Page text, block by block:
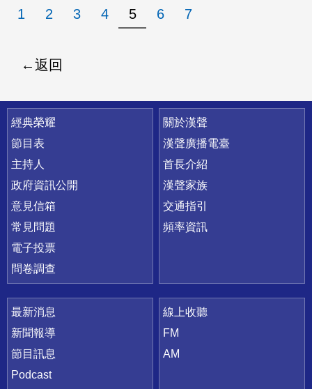
1 2 3 4 5 6 7
返回
快速連結
經典榮耀
節目表
主持人
政府資訊公開
意見信箱
常見問題
電子投票
問卷調查
關於漢聲
漢聲廣播電臺
首長介紹
漢聲家族
交通指引
頻率資訊
最新消息
新聞報導
節目訊息
Podcast
線上收聽
FM
AM